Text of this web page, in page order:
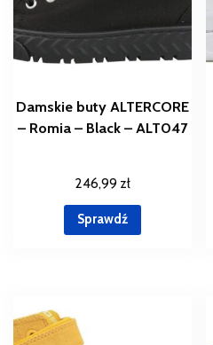
Damskie buty ALTERCORE
– Romia – Black – ALT047
246,99 zł
Sprawdź